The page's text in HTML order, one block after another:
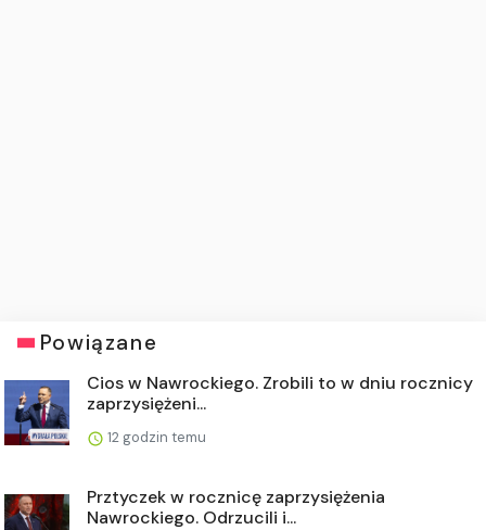
Powiązane
Cios w Nawrockiego. Zrobili to w dniu rocznicy
zaprzysiężeni...
12 godzin temu
Prztyczek w rocznicę zaprzysiężenia
Nawrockiego. Odrzucili i...